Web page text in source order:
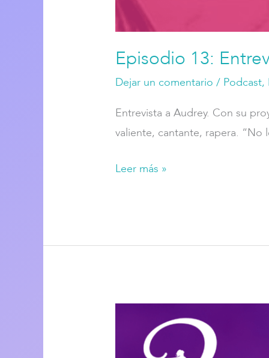
Episodio 13:
Dejar un comentario / Podcast,
Entrevista a Audrey. Con su
valiente, cantante, rapera.
Leer más »